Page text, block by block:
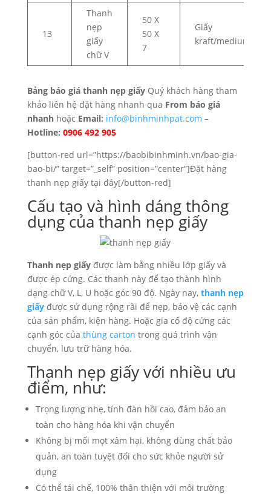
13
Thanh
nẹp
giấy
chữ V
50 X
50 X
7
Giấy
kraft/medium
Bảng báo giá thanh nẹp giấyQuý khách hàng tham
khảo liên hệ đặt hàng nhanh qua From báo giá
nhanhhoặc Email: info@binhminhpat.com –
Hotline: 0906 492 905
[button-red url=”https://baobibinhminh.vn/bao-gia-
bao-bi/” target=”_self” position=”center”]Đặt hàng
thanh nẹp giấy tại đây[/button-red]
Cấu tạo và hình dáng thông
dụng của thanh nẹp giấy
Thanh nẹp giấyđược làm bằng nhiều lớp giấy và
được ép cứng. Các thanh này để tạo thành hình
dạng chữ V, L, U hoặc góc 90 độ. Ngày nay, thanh nẹp
giấyđược sử dụng rộng rãi để nẹp, bảo vệ các cạnh
của sản phẩm, kiện hàng. Hoặc gia cố độ cứng các
cạnh góc của thùng carton trong quá trình vận
chuyển, lưu trữ hàng hóa.
Thanh nẹp giấy với nhiều ưu
điểm, như:
Trọng lượng nhẹ, tính đàn hồi cao, đảm bảo an
toàn cho hàng hóa khi vận chuyển
Không bị mối mọt xâm hại, không dùng chất bảo
quản, an toàn tuyệt đối cho sức khỏe người sử
dụng
Có thể tái chế, 100% thân thiện với môi trường